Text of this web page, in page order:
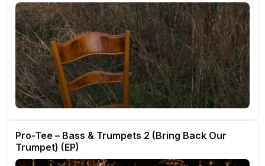
Pro-Tee – Bass & Trumpets 2 (Bring Back Our
Trumpet) (EP)